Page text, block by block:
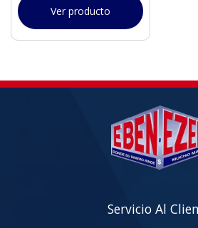
Ver producto
Servicio Al